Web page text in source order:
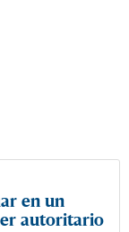
en un
autoritario